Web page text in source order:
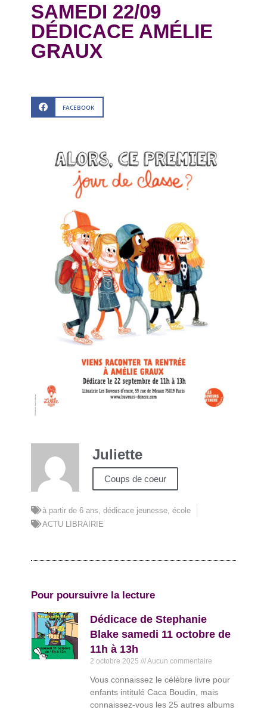
SAMEDI 22/09
DÉDICACE AMÉLIE
GRAUX
FACEBOOK
Juliette
Coups de coeur
à partir de 6 ans ,dédicace jeunesse ,école
ACTU LIBRAIRIE
Pour poursuivre la lecture
Dédicace de Stephanie
Blake samedi 11 octobre de
11h à 13h
2 octobre 2025 Aucun commentaire
Vous connaissez le célèbre livre pour
enfants intitulé Caca Boudin, mais
connaissez-vous les 25 autres albums